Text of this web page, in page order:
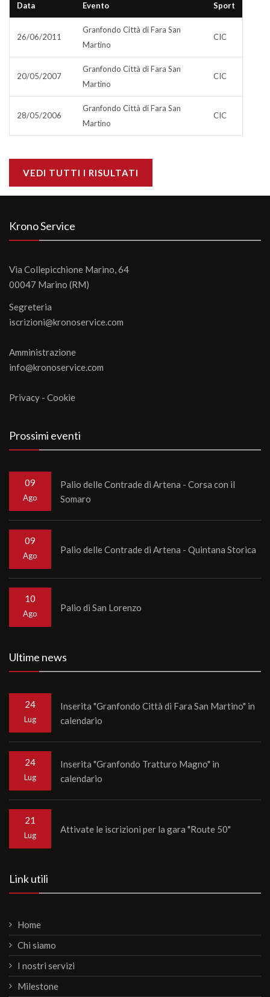
Data Evento Sport
26/06/2011
Granfondo Città di Fara San
Martino
CIC
20/05/2007
Granfondo Città di Fara San
Martino
CIC
28/05/2006
Granfondo Città di Fara San
Martino
CIC
VEDI TUTTI I RISULTATI
Krono Service
Via Collepicchione Marino, 64
00047 Marino (RM)
Segreteria
iscrizioni@kronoservice.com
Amministrazione
info@kronoservice.com
Privacy - Cookie
Prossimi eventi
09
Ago
Palio delle Contrade di Artena - Corsa con il
Somaro
09
Ago
Palio delle Contrade di Artena - Quintana Storica
10
Ago
Palio di San Lorenzo
Ultime news
24
Lug
Inserita "Granfondo Città di Fara San Martino" in
calendario
24
Lug
Inserita "Granfondo Tratturo Magno" in
calendario
21
Lug
Attivate le iscrizioni per la gara "Route 50"
Link utili
Home
Chi siamo
I nostri servizi
Milestone